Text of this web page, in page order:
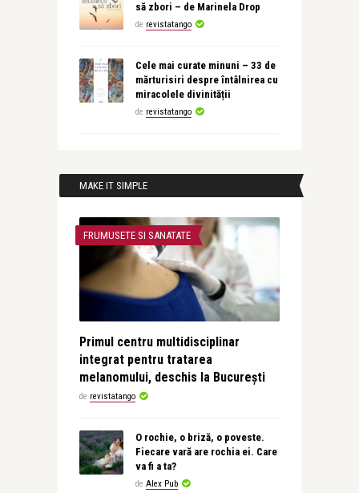
să zbori – de Marinela Drop
de revistatango
Cele mai curate minuni – 33 de
mărturisiri despre întâlnirea cu
miracolele divinității
de revistatango
MAKE IT SIMPLE
FRUMUSETE SI SANATATE
Primul centru multidisciplinar
integrat pentru tratarea
melanomului, deschis la București
de revistatango
O rochie, o briză, o poveste.
Fiecare vară are rochia ei. Care
va fi a ta?
de Alex Pub